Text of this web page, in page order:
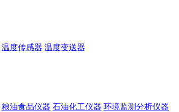
温度传感器 温度变送器
粮油食品仪器 石油化工仪器 环境监测分析仪器